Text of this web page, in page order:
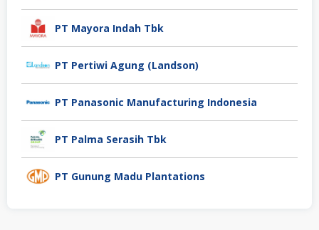
PT Mayora Indah Tbk
PT Pertiwi Agung (Landson)
PT Panasonic Manufacturing Indonesia
PT Palma Serasih Tbk
PT Gunung Madu Plantations